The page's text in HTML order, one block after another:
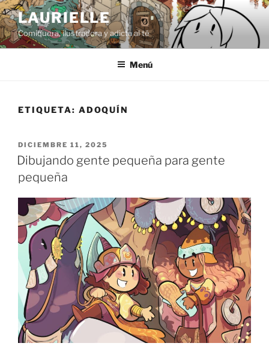
Saltar
al
contenido
LAURIELLE
Comiquera, ilustradora y adicta al té
Menú
ETIQUETA: ADOQUÍN
PUBLICADO
EL
DICIEMBRE 11, 2025
Dibujando gente pequeña para gente
pequeña